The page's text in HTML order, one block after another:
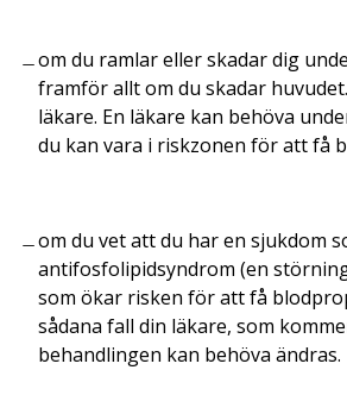
om du ramlar eller skadar dig
framför allt om du skadar
läkare. En läkare kan behöva
du kan vara i riskzonen för att få
om du vet att du har en sjukdom
antifosfolipidsyndrom (en
som ökar risken för att få
sådana fall din läkare, som
behandlingen kan behöva ändras.